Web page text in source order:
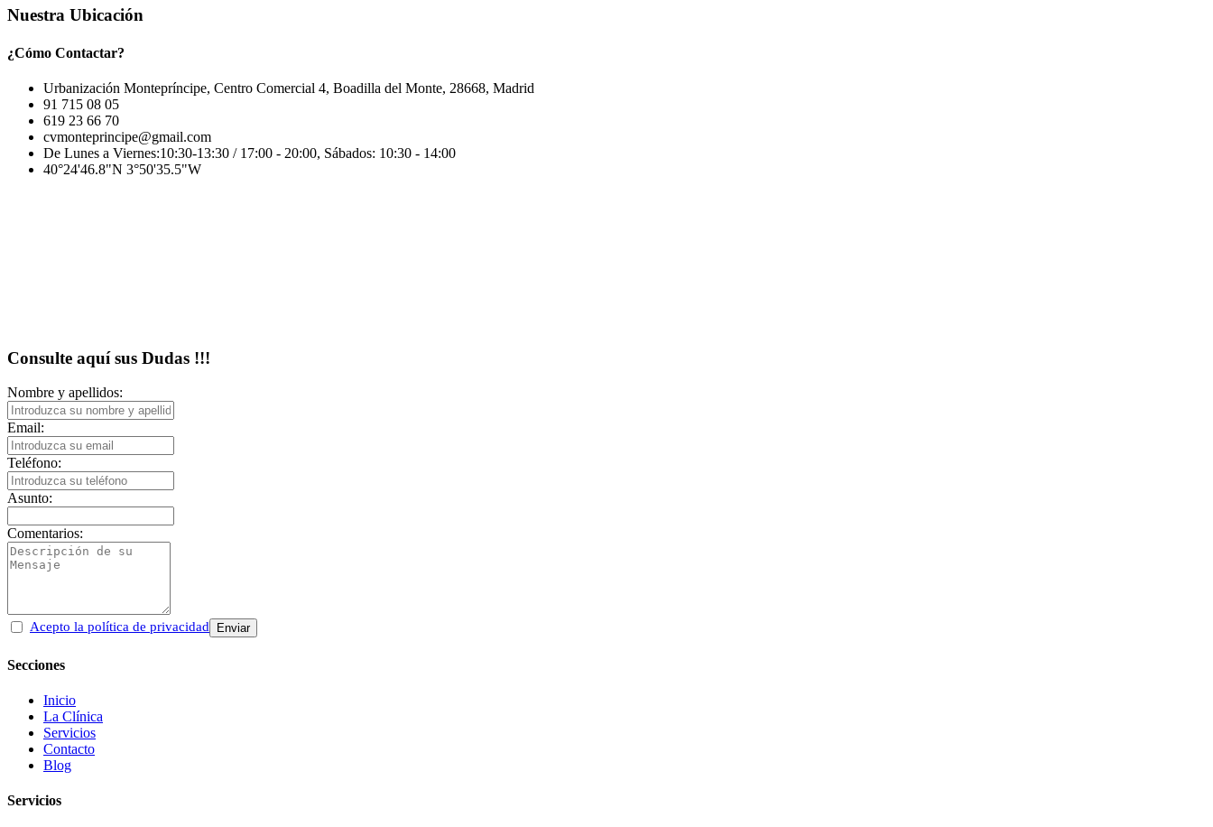
Nuestra Ubicación
¿Cómo Contactar?
Urbanización Montepríncipe, Centro Comercial 4, Boadilla del Monte, 28668, Madrid
91 715 08 05
619 23 66 70
cvmonteprincipe@gmail.com
De Lunes a Viernes:10:30-13:30 / 17:00 - 20:00, Sábados: 10:30 - 14:00
40°24'46.8"N 3°50'35.5"W
Consulte aquí sus Dudas !!!
Nombre y apellidos:
Email:
Teléfono:
Asunto:
Comentarios:
Acepto la política de privacidad
Secciones
Inicio
La Clínica
Servicios
Contacto
Blog
Servicios